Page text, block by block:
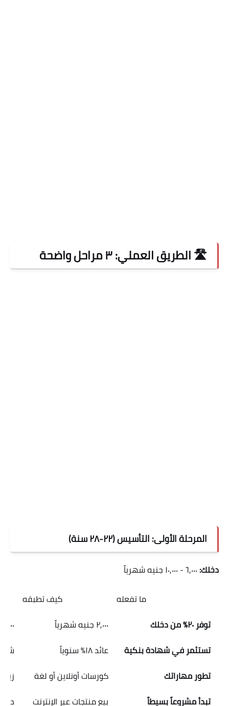
🛣️ الطريق العملي: ٣ مراحل واضحة
المرحلة الأولى: التأسيس (٢٢-٢٨ سنة)
دخلك:
ما تفعله
كيف تطبقه
توفر ٢٠٪ من دخلك
٢,٠٠٠ جنيه شهرياً
٧٢,٠٠٠ جنيه +
تستثمر في شهادة بنكية
عائد ١٨٪ سنوياً
تطور مهاراتك
كورسات أونلاين أو لغة
تبدأ مشروعاً بسيطاً
بيع منتجات عبر الإنترنت دخل